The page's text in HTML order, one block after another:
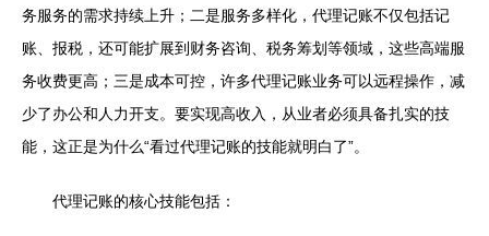
务服务的需求持续上升；二是服务多样化，代理记账不仅包括记
账、报税，还可能扩展到财务咨询、税务筹划等领域，这些高端服
务收费更高；三是成本可控，许多代理记账业务可以远程操作，减
少了办公和人力开支。要实现高收入，从业者必须具备扎实的技
能，这正是为什么“看过代理记账的技能就明白了”。
代理记账的核心技能包括：